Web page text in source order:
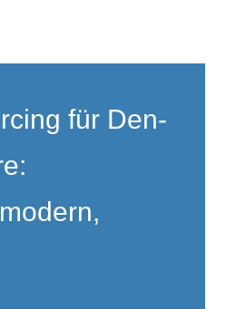
für Den­